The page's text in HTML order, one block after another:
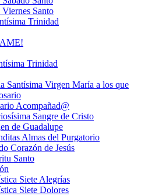
Santo
Trinidad
Trinidad
Santísima Virgen María a los que
Acompañad@
Sangre de Cristo
de Guadalupe
Almas del Purgatorio
Corazón de Jesús
Santo
Siete Alegrías
Siete Dolores